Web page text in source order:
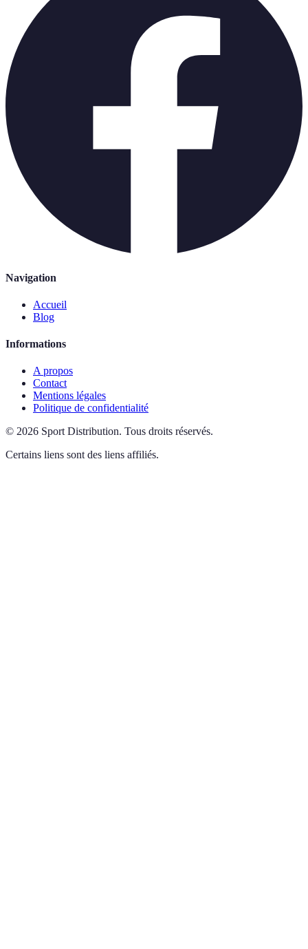
Navigation
Accueil
Blog
Informations
A propos
Contact
Mentions légales
Politique de confidentialité
© 2026 Sport Distribution. Tous droits réservés.
Certains liens sont des liens affiliés.